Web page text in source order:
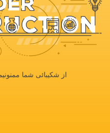
از شکیبائی شما